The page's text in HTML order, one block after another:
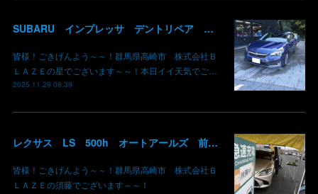
SUBARU インプレッサ デントリペア 雹災修理完了 群馬県 高崎市 株式会社BLAZE
皆様！ごきげんよう～～！群馬県高崎市 株式会社Ｂ
ＬＡＺＥの星でございます～～！本日イイ天気でご…
2025.11.29 08:39
レクサス LS 500h オートアールズ 前橋みなみモール店 パワーモールフェス イベント デントリペア 鈑金修理 塗装 出店 キズ へこみ 国産車 輸入車 雹 群馬 高崎 前橋
皆様！ごきげんよう～～！群馬県高崎市 株式会社Ｂ
ＬＡＺＥの須藤でございます～～！